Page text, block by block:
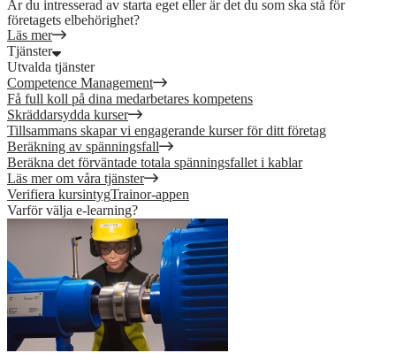
Är du intresserad av starta eget eller är det du som ska stå för
företagets elbehörighet?
Läs mer
Tjänster
Utvalda tjänster
Competence Management
Få full koll på dina medarbetares kompetens
Skräddarsydda kurser
Tillsammans skapar vi engagerande kurser för ditt företag
Beräkning av spänningsfall
Beräkna det förväntade totala spänningsfallet i kablar
Läs mer om våra tjänster
Verifiera kursintygTrainor-appen
Varför välja e-learning?